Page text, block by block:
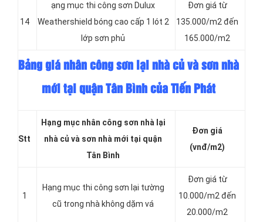
14
ạng mục thi công sơn Dulux
Weathershield bóng cao cấp 1 lót 2
lớp sơn phủ
Đơn giá từ
135.000/m2 đến
165.000/m2
Bảng giá nhân công sơn lại nhà củ và sơn nhà
mới tại quận Tân Bình của Tiến Phát
Stt
Hạng mục nhân công sơn nhà lại
nhà củ và sơn nhà mới tại quận
Tân Bình
Đơn giá
(vnđ/m2)
1
Hạng mục thi công sơn lại tường
cũ trong nhà không dặm vá
Đơn giá từ
10.000/m2 đến
20.000/m2